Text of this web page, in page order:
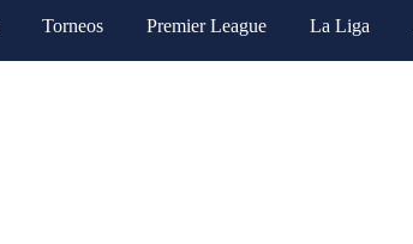
Torneos Premier League La Liga